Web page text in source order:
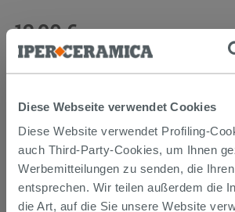
Diese Webseite verwendet Cookies
Diese Website verwendet Profiling-
auch Third-Party-Cookies, um Ihnen
Werbemitteilungen zu senden, die
entsprechen. Wir teilen außerdem die
die Art, auf die Sie unsere Website
12,90 €